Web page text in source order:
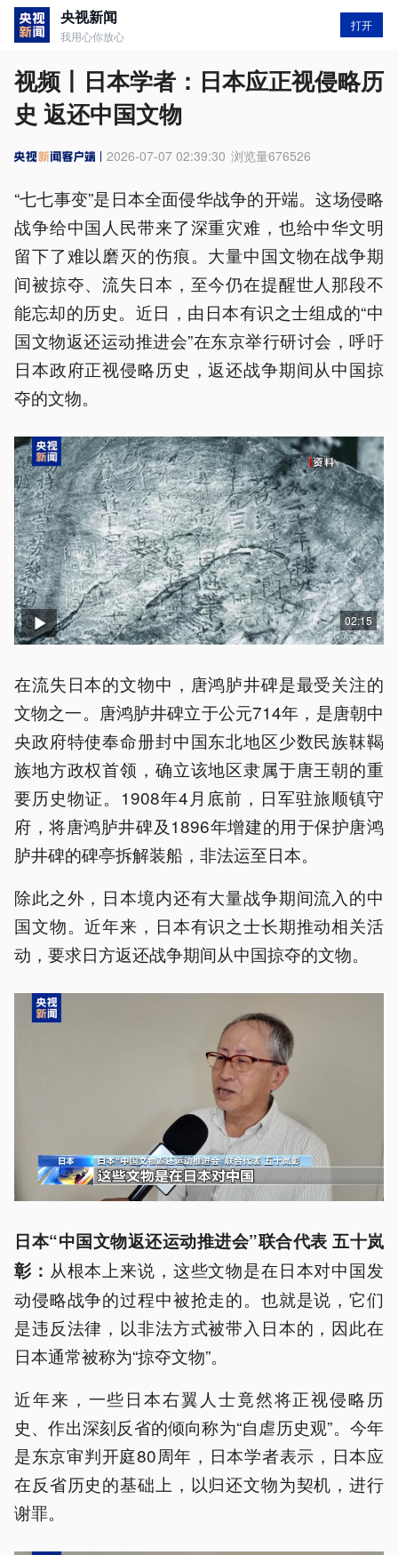
央视新闻
我用心你放心
打开
视频丨日本学者：日本应正视侵略历
史 返还中国文物
2026-07-07 02:39:30 浏览量676526
“七七事变”是日本全面侵华战争的开端。这场侵略
战争给中国人民带来了深重灾难，也给中华文明
留下了难以磨灭的伤痕。大量中国文物在战争期
间被掠夺、流失日本，至今仍在提醒世人那段不
能忘却的历史。近日，由日本有识之士组成的“中
国文物返还运动推进会”在东京举行研讨会，呼吁
日本政府正视侵略历史，返还战争期间从中国掠
夺的文物。
02:15
在流失日本的文物中，唐鸿胪井碑是最受关注的
文物之一。唐鸿胪井碑立于公元714年，是唐朝中
央政府特使奉命册封中国东北地区少数民族靺鞨
族地方政权首领，确立该地区隶属于唐王朝的重
要历史物证。1908年4月底前，日军驻旅顺镇守
府，将唐鸿胪井碑及1896年增建的用于保护唐鸿
胪井碑的碑亭拆解装船，非法运至日本。
除此之外，日本境内还有大量战争期间流入的中
国文物。近年来，日本有识之士长期推动相关活
动，要求日方返还战争期间从中国掠夺的文物。
日本“中国文物返还运动推进会”联合代表 五十岚
彰： 从根本上来说，这些文物是在日本对中国发
动侵略战争的过程中被抢走的。也就是说，它们
是违反法律，以非法方式被带入日本的，因此在
日本通常被称为“掠夺文物”。
近年来，一些日本右翼人士竟然将正视侵略历
史、作出深刻反省的倾向称为“自虐历史观”。今年
是东京审判开庭80周年，日本学者表示，日本应
在反省历史的基础上，以归还文物为契机，进行
谢罪。